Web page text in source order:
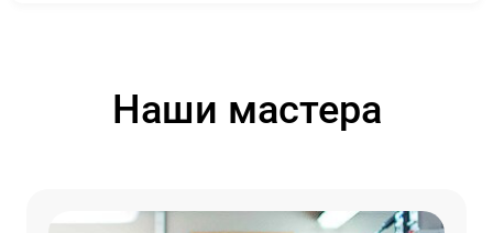
Наши мастера